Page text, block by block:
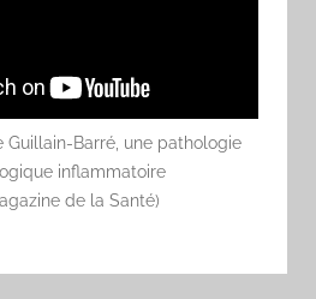
Guillain-Barré, une pathologie
inflammatoire
de la Santé)